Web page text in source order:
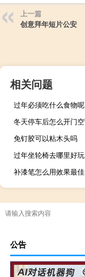
上一篇
创意拜年短片公安
相关问题
过年必须吃什么食物呢
冬天停车后怎么开门
免钉胶可以粘木头吗
过年坐轮椅去哪里好玩
补漆笔怎么用效果最佳
公告